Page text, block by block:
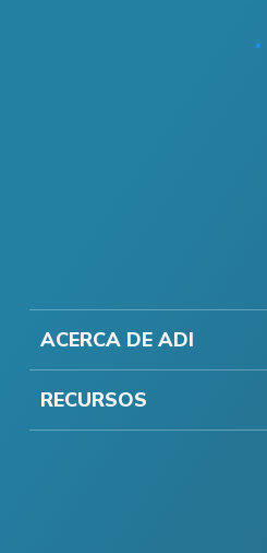
ACERCA DE ADI
RECURSOS